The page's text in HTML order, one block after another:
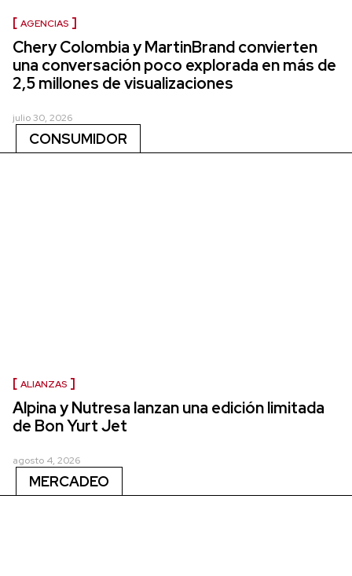
AGENCIAS
Chery Colombia y MartinBrand convierten
una conversación poco explorada en más de
2,5 millones de visualizaciones
julio 30, 2026
CONSUMIDOR
ALIANZAS
Alpina y Nutresa lanzan una edición limitada
de Bon Yurt Jet
agosto 4, 2026
MERCADEO